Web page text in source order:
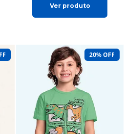
Ver produto
20% OFF